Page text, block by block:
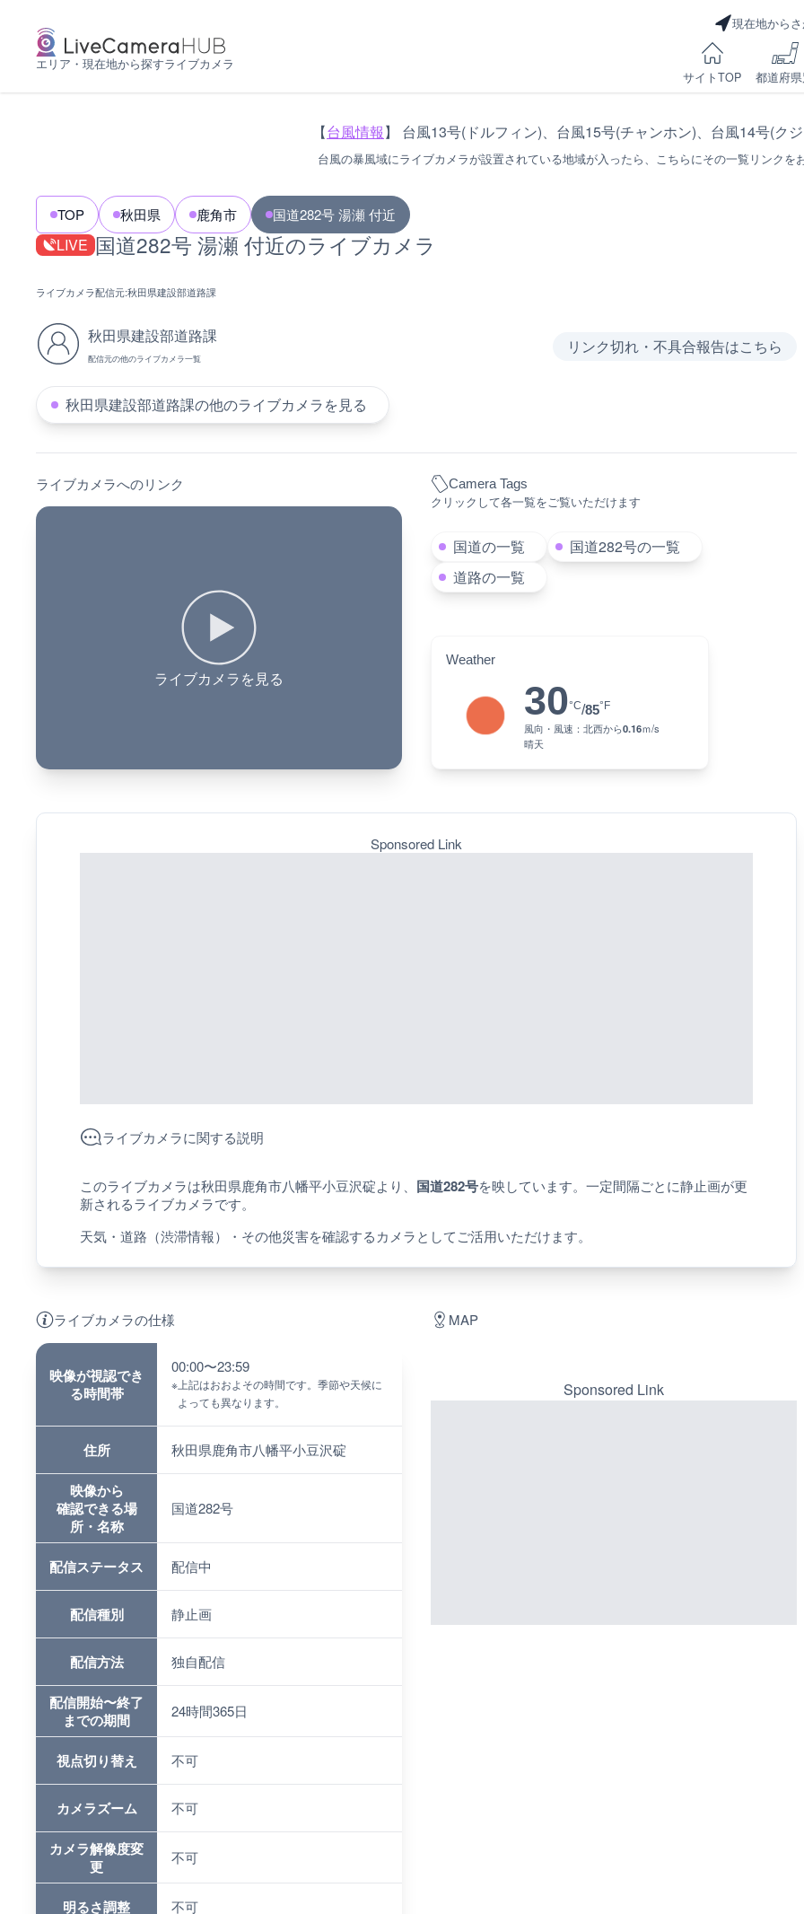
エリア・現在地から探すライブカメラ
現在地から
サイトTOP 都道府
【台風情報】 台風13号(ドルフィン)、台風15号(チャンホン)、台風14号(クジ
台風の暴風域にライブカメラが設置されている地域が入ったら、こちらにその一覧リンクを
TOP 秋田県 鹿角市 国道282号 湯瀬 付近
LIVE 国道282号 湯瀬 付近のライブカメラ
ライブカメラ配信元:秋田県建設部道路課
秋田県建設部道路課
配信元の他のライブカメラ一覧
リンク切れ・不具合報告はこちら
秋田県建設部道路課の他のライブカメラを見る
ライブカメラへのリンク
ライブカメラを見る
Camera Tags
クリックして各一覧をご覧いただけます
国道の一覧
国道282号の一覧
道路の一覧
Weather
30°C/85°F
風向・風速： 北西から0.16ｍ/s
晴天
Sponsored Link
ライブカメラに関する説明
このライブカメラは秋田県鹿角市八幡平小豆沢碇より、 国道282号を映しています。一定間隔ごとに静止画が更
新されるライブカメラです。
天気・道路（渋滞情報）・その他災害を確認するカメラとしてご活用いただけます。
ライブカメラの仕様
映像が視認でき
る時間帯
00:00〜23:59
※ 上記はおおよその時間です。季節や天候に
よっても異なります。
住所 秋田県鹿角市八幡平小豆沢碇
映像から
確認できる場
所・名称
国道282号
配信ステータス 配信中
配信種別 静止画
配信方法 独自配信
配信開始〜終了
までの期間
24時間365日
視点切り替え 不可
カメラズーム 不可
カメラ解像度変
更
不可
明るさ調整 不可
MAP
Sponsored Link